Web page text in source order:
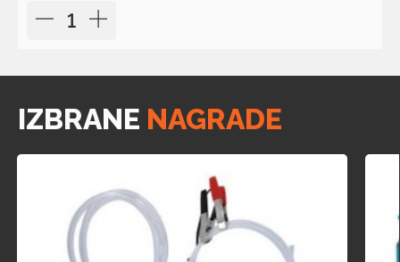
IZBRANE NAGRADE